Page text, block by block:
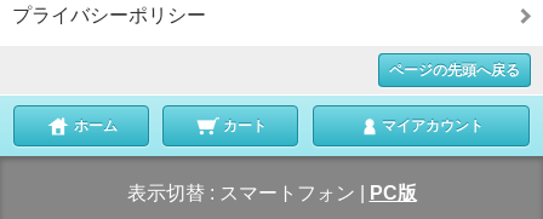
プライバシーポリシー
ページの先頭へ戻る
ホーム カート マイアカウント
表示切替 : スマートフォン PC版